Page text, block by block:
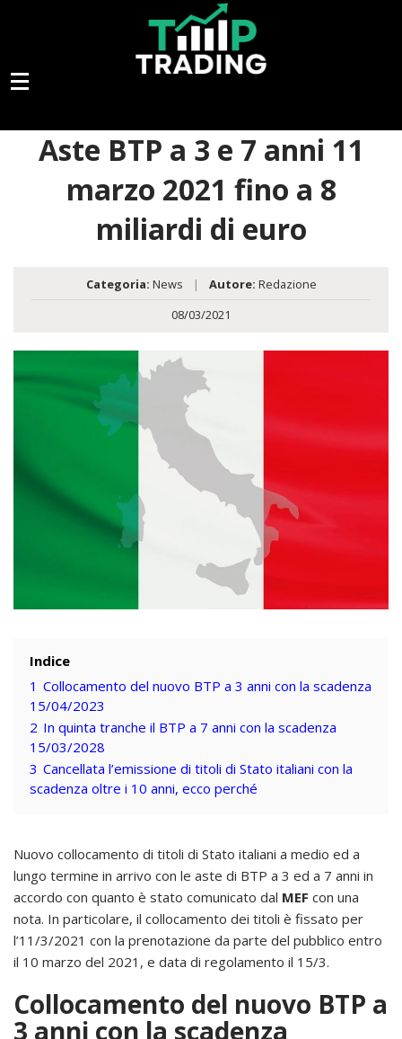
Aste BTP a 3 e 7 anni 11
marzo 2021 fino a 8
miliardi di euro
Categoria: News | Autore: Redazione
08/03/2021
Indice
1 Collocamento del nuovo BTP a 3 anni con la scadenza
15/04/2023
2 In quinta tranche il BTP a 7 anni con la scadenza
15/03/2028
3 Cancellata l’emissione di titoli di Stato italiani con la
scadenza oltre i 10 anni, ecco perché
Nuovo collocamento di titoli di Stato italiani a medio ed a
lungo termine in arrivo con le aste di BTP a 3 ed a 7 anni in
accordo con quanto è stato comunicato dal MEF con una
nota. In particolare, il collocamento dei titoli è fissato per
l’11/3/2021 con la prenotazione da parte del pubblico entro
il 10 marzo del 2021, e data di regolamento il 15/3.
Collocamento del nuovo BTP a
3 anni con la scadenza